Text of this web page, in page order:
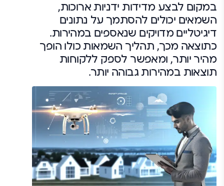
במקום לבצע מדידות ידניות ארוכות,
השמאים יכולים להסתמך על נתונים
דיגיטליים מדויקים שנאספים במהירות.
כתוצאה מכך, תהליך השמאות כולו הופך
מהיר יותר, ומאפשר לספק ללקוחות
תוצאות במהירות גבוהה יותר.